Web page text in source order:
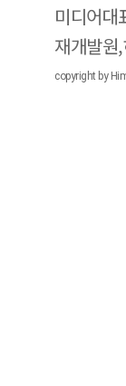
미디어대
재개발원
copyright by